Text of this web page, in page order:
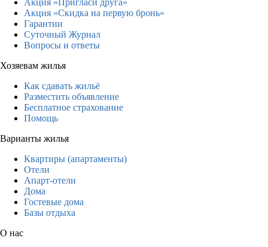
Акция «Скидка на первую бронь»
Гарантии
Суточный Журнал
Вопросы и ответы
Хозяевам жилья
Как сдавать жильё
Разместить объявление
Бесплатное страхование
Помощь
Варианты жилья
Квартиры (апартаменты)
Отели
Апарт-отели
Дома
Гостевые дома
Базы отдыха
О нас